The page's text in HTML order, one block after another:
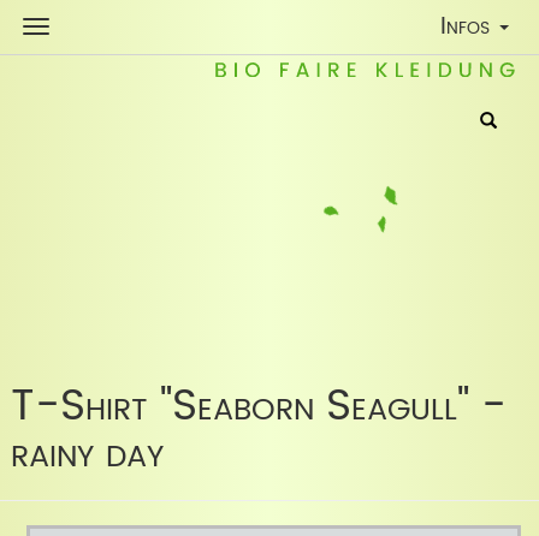
Toggle
Infos
T-Shirt "Seaborn Seagull" -
rainy day